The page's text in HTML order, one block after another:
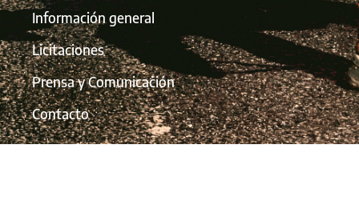
Información general
Licitaciones
Prensa y Comunicación
Contacto